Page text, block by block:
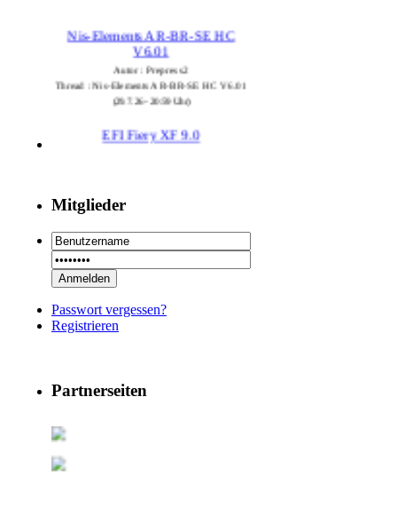
Nis-Elements AR-BR-SE HC
V6.01
Autor : Prepress2
Thread : Nis-Elements AR-BR-SE HC V6.01
EFI Fiery XF 9.0
Autor : Prepress2
PSSE 36.3.1
Autor : Prepress2
Thread : PSSE 36.3.1
Autor : Prepress2
Thread : 29 RSoft v2025
09 PSDEdit v4.1
Autor : Prepress2
Mitglieder
Passwort vergessen?
Registrieren
Partnerseiten